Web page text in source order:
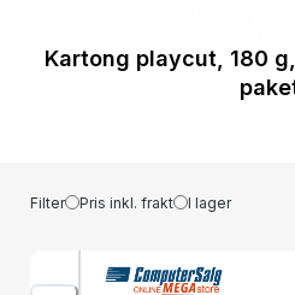
Kartong playcut, 180
Filter Pris inkl. frakt I lager